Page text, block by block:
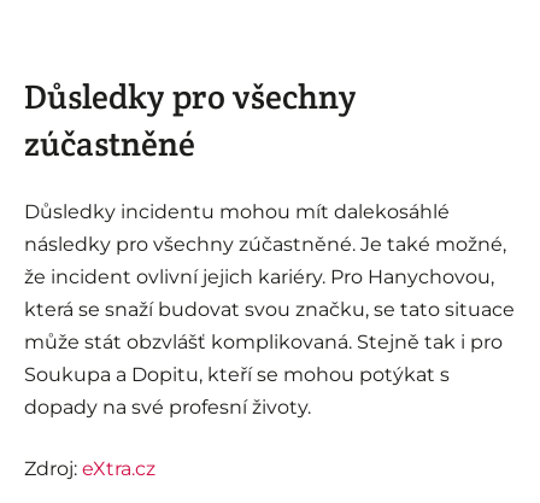
Důsledky pro všechny
zúčastněné
Důsledky incidentu mohou mít dalekosáhlé
následky pro všechny zúčastněné. Je také možné,
že incident ovlivní jejich kariéry. Pro Hanychovou,
která se snaží budovat svou značku, se tato situace
může stát obzvlášť komplikovaná. Stejně tak i pro
Soukupa a Dopitu, kteří se mohou potýkat s
dopady na své profesní životy.
Zdroj: eXtra.cz